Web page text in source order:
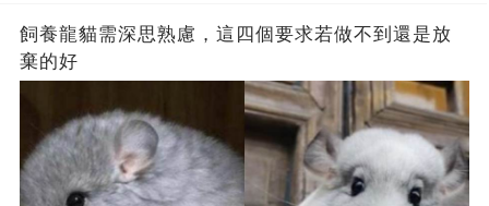
飼養龍貓需深思熟慮，這四個要求若做不到還是放
棄的好